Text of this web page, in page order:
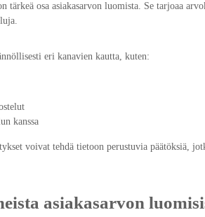
tärkeä osa asiakasarvon luomista. Se tarjoaa
eri kanavien kautta, kuten:
kanssa
voivat tehdä tietoon perustuvia päätöksiä,
asiakasarvon